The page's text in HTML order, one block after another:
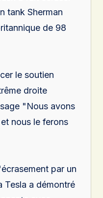
tank Sherman
de 98
le soutien
droite
"Nous avons
nous le ferons
par un
a démontré